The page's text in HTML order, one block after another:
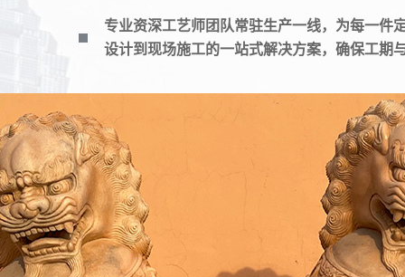
专业资深工艺师团队常驻生产一线，为每一件
设计到现场施工的一站式解决方案，确保工期